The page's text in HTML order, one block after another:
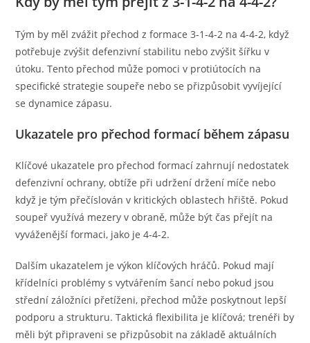
Tým by měl zvážit přechod z formace 3-1-4-2 na 4-4-2, když
potřebuje zvýšit defenzivní stabilitu nebo zvýšit šířku v
útoku. Tento přechod může pomoci v protiútocích na
specifické strategie soupeře nebo se přizpůsobit vyvíjející
se dynamice zápasu.
Ukazatele pro přechod formací během zápasu
Klíčové ukazatele pro přechod formací zahrnují nedostatek
defenzivní ochrany, obtíže při udržení držení míče nebo
když je tým přečíslován v kritických oblastech hřiště. Pokud
soupeř využívá mezery v obraně, může být čas přejít na
vyváženější formaci, jako je 4-4-2.
Dalším ukazatelem je výkon klíčových hráčů. Pokud mají
křídelníci problémy s vytvářením šancí nebo pokud jsou
střední záložníci přetíženi, přechod může poskytnout lepší
podporu a strukturu. Taktická flexibilita je klíčová; trenéři by
měli být připraveni se přizpůsobit na základě aktuálních